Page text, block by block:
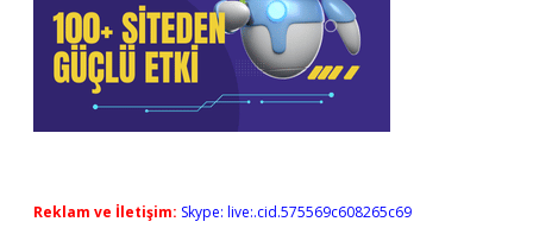
Reklam ve İletişim: Skype: live:.cid.575569c608265c69